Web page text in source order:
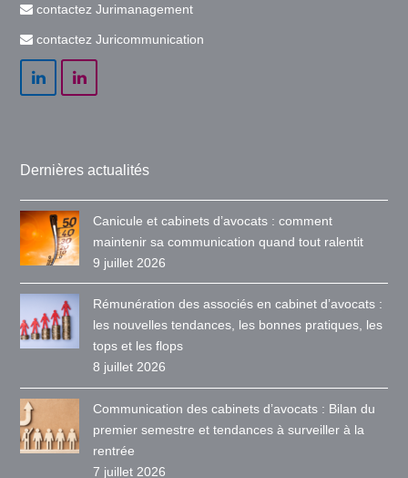
contactez Jurimanagement
contactez Juricommunication
LinkedInLinkedIn
Dernières actualités
Canicule et cabinets d’avocats : comment
maintenir sa communication quand tout ralentit
9 juillet 2026
Rémunération des associés en cabinet d’avocats :
les nouvelles tendances, les bonnes pratiques, les
tops et les flops
8 juillet 2026
Communication des cabinets d’avocats : Bilan du
premier semestre et tendances à surveiller à la
rentrée
7 juillet 2026